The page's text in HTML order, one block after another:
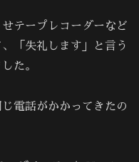
テープレコーダーなど
「失礼します」と言う
た。
電話がかかってきたの